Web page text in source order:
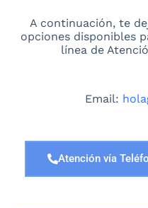
A continuación, te
opciones disponibles
línea de
Email:
Atención vía